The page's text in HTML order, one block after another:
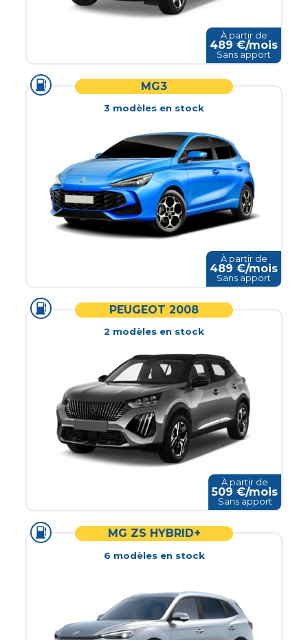
À partir de
489 €/mois
Sans apport
MG3
3 modèles en stock
À partir de
489 €/mois
Sans apport
PEUGEOT 2008
2 modèles en stock
À partir de
509 €/mois
Sans apport
MG ZS HYBRID+
6 modèlesen stock